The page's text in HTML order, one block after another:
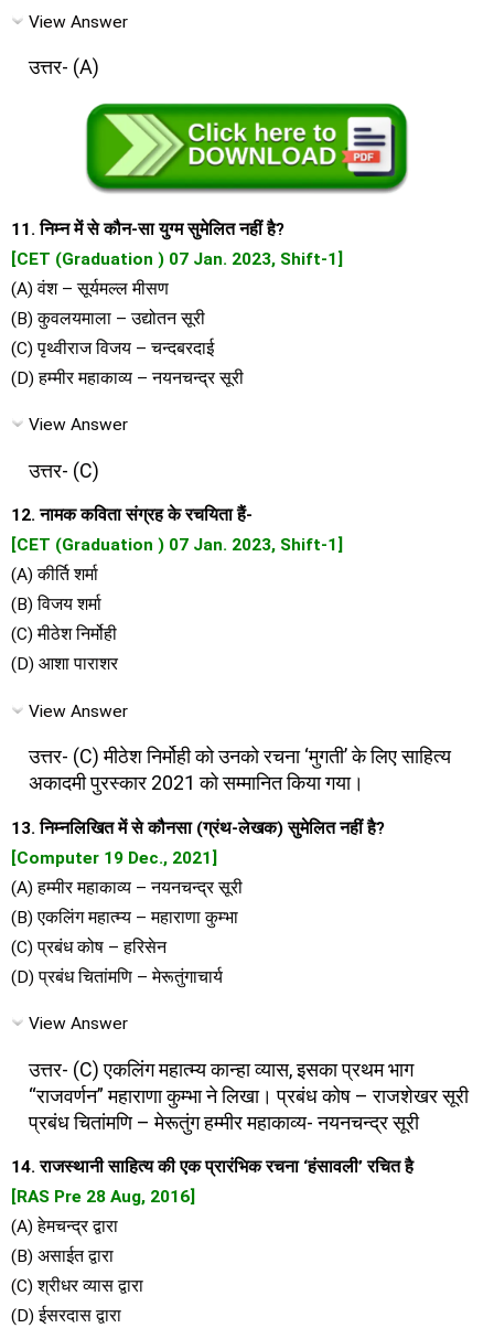
View Answer
उत्तर- (A)
11. निम्न में से कौन-सा युग्म सुमेलित नहीं है?
[CET (Graduation ) 07 Jan. 2023, Shift-1]
(A) वंश – सूर्यमल्ल मीसण
(B) कुवलयमाला – उद्योतन सूरी
(C) पृथ्वीराज विजय – चन्दबरदाई
(D) हम्मीर महाकाव्य – नयनचन्द्र सूरी
View Answer
उत्तर- (C)
12. नामक कविता संग्रह के रचयिता हैं-
[CET (Graduation ) 07 Jan. 2023, Shift-1]
(A) कीर्ति शर्मा
(B) विजय शर्मा
(C) मीठेश निर्मोही
(D) आशा पाराशर
View Answer
उत्तर- (C) मीठेश निर्मोही को उनको रचना ‘मुगती’ के लिए साहित्य
अकादमी पुरस्कार 2021 को सम्मानित किया गया।
13. निम्नलिखित में से कौनसा (ग्रंथ-लेखक) सुमेलित नहीं है?
[Computer 19 Dec., 2021]
(A) हम्मीर महाकाव्य – नयनचन्द्र सूरी
(B) एकलिंग महात्म्य – महाराणा कुम्भा
(C) प्रबंध कोष – हरिसेन
(D) प्रबंध चितांमणि – मेरूतुंगाचार्य
View Answer
उत्तर- (C) एकलिंग महात्म्य कान्हा व्यास, इसका प्रथम भाग
“राजवर्णन” महाराणा कुम्भा ने लिखा। प्रबंध कोष – राजशेखर सूरी
प्रबंध चितांमणि – मेरूतुंग हम्मीर महाकाव्य- नयनचन्द्र सूरी
14. राजस्थानी साहित्य की एक प्रारंभिक रचना ‘हंसावली’ रचित है
[RAS Pre 28 Aug, 2016]
(A) हेमचन्द्र द्वारा
(B) असाईत द्वारा
(C) श्रीधर व्यास द्वारा
(D) ईसरदास द्वारा